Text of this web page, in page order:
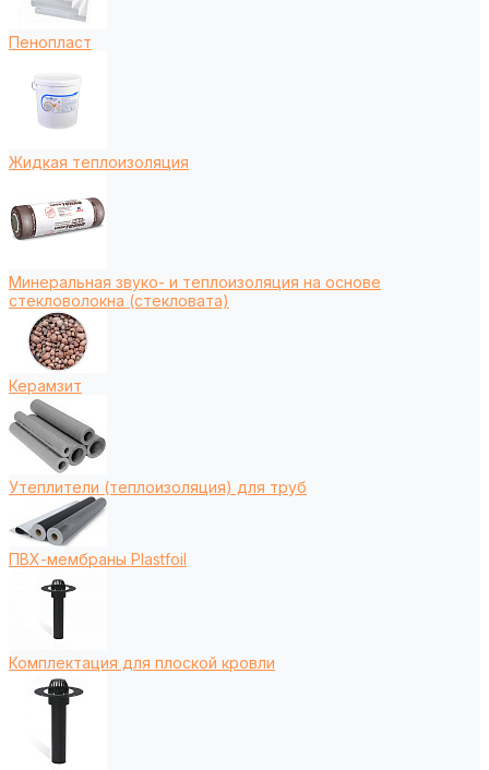
Пенопласт
Жидкая теплоизоляция
Минеральная звуко- и теплоизоляция на основе
стекловолокна (стекловата)
Керамзит
Утеплители (теплоизоляция) для труб
ПВХ-мембраны Plastfoil
Комплектация для плоской кровли